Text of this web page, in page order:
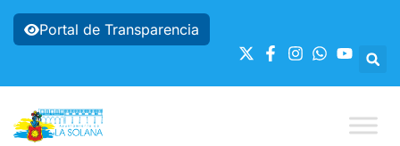
Portal de Transparencia